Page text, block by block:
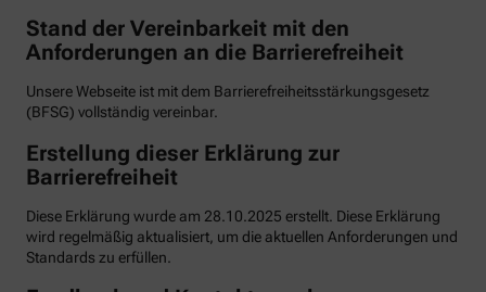
Stand der Vereinbarkeit mit den
Anforderungen an die Barrierefreiheit
Unsere Webseite ist mit dem Barrierefreiheitsstärkungsgesetz
(BFSG) vollständig vereinbar.
Erstellung dieser Erklärung zur
Barrierefreiheit
Diese Erklärung wurde am 28.10.2025 erstellt. Diese Erklärung
wird regelmäßig aktualisiert, um die aktuellen Anforderungen und
Standards zu erfüllen.